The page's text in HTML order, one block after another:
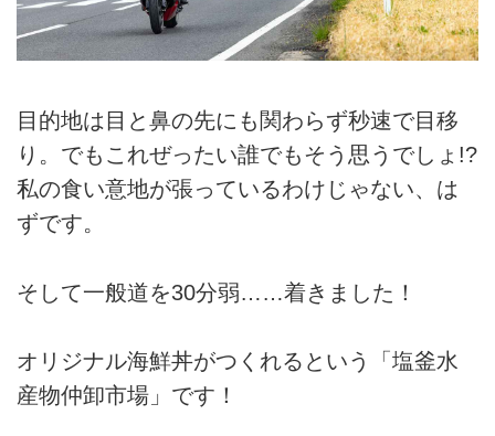
目的地は目と鼻の先にも関わらず秒速で目移
り。でもこれぜったい誰でもそう思うでしょ!?
私の食い意地が張っているわけじゃない、は
ずです。
そして一般道を30分弱……着きました！
オリジナル海鮮丼がつくれるという「塩釜水
産物仲卸市場」です！